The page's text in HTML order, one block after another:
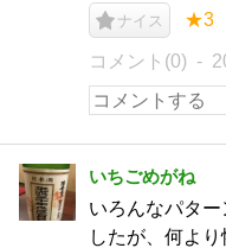
ナイス ★3
コメント(0)
いちごめがね
いろんなパタ
したが、何より